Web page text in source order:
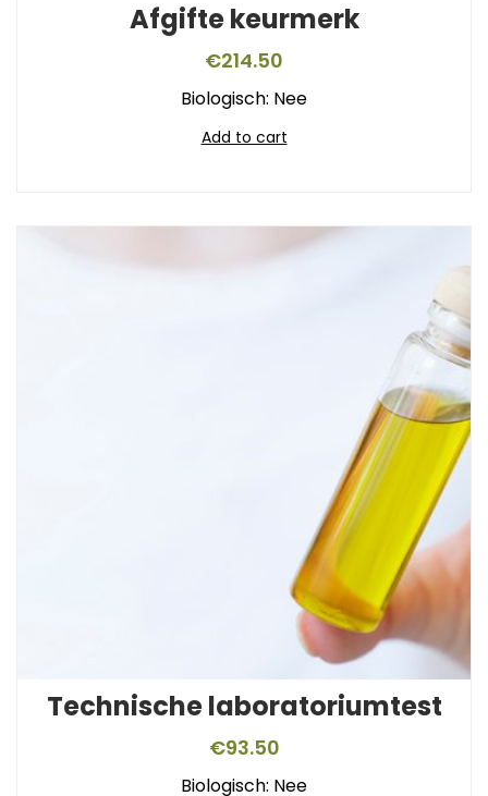
Afgifte keurmerk
€214.50
Biologisch: Nee
Add to cart
Technische laboratoriumtest
€93.50
Biologisch: Nee